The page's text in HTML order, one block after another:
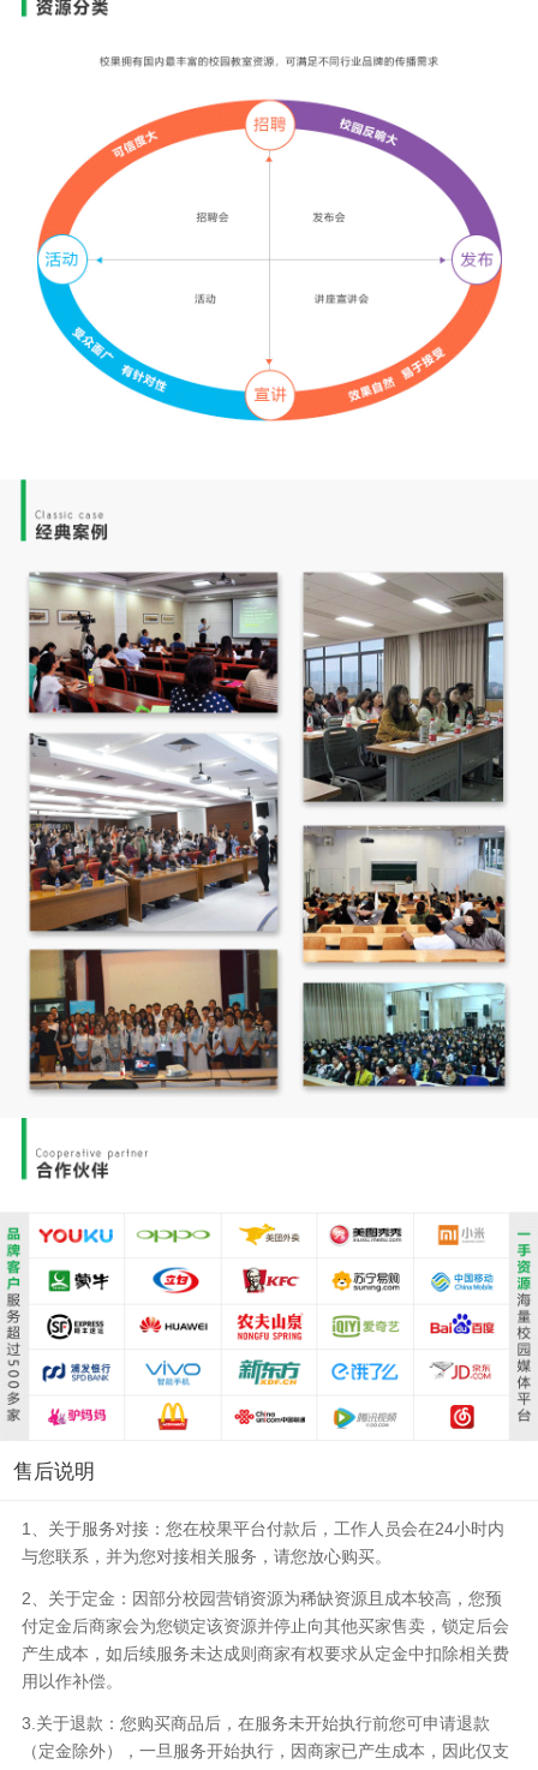
售后说明
1、关于服务对接：您在校果平台付款后，工作人员会在24小时内
与您联系，并为您对接相关服务，请您放心购买。
2、关于定金：因部分校园营销资源为稀缺资源且成本较高，您预
付定金后商家会为您锁定该资源并停止向其他买家售卖，锁定后会
产生成本，如后续服务未达成则商家有权要求从定金中扣除相关费
用以作补偿。
3.关于退款：您购买商品后，在服务未开始执行前您可申请退款
（定金除外），一旦服务开始执行，因商家已产生成本，因此仅支